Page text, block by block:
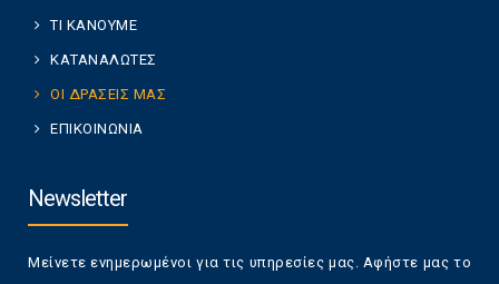
ΤΙ ΚΑΝΟΥΜΕ
ΚΑΤΑΝΑΛΩΤΕΣ
ΟΙ ΔΡΑΣΕΙΣ ΜΑΣ
ΕΠΙΚΟΙΝΩΝΙΑ
Newsletter
Μείνετε ενημερωμένοι για τις υπηρεσίες μας. Αφήστε μας το